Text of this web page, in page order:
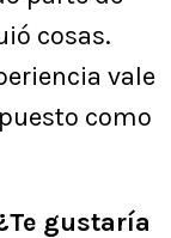
cosas.
vale
como
gustaría